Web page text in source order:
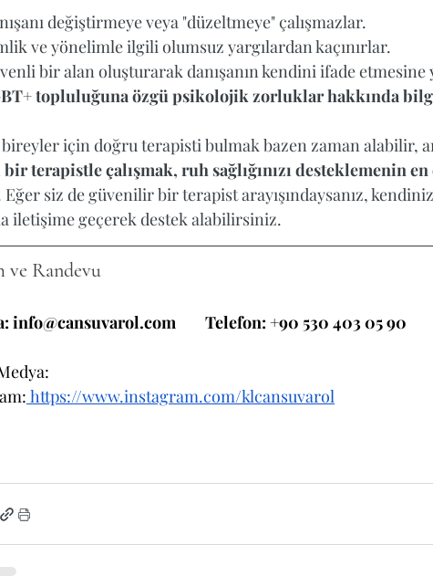
değiştirmeye veya "düzeltmeye" çalışmazlar.
ve yönelimle ilgili olumsuz yargılardan kaçınırlar.
bir alan oluşturarak danışanın kendini ifade etmesine
topluluğuna özgü psikolojik zorluklar hakkında
için doğru terapisti bulmak bazen zaman alabilir,
terapistle çalışmak, ruh sağlığınızı desteklemenin
Eğer siz de güvenilir bir terapist arayışındaysanız,
iletişime geçerek destek alabilirsiniz.
ve Randevu
info@cansuvarol.com
        Telefon: +90 530 403 05 90
https://www.instagram.com/klcansuvarol